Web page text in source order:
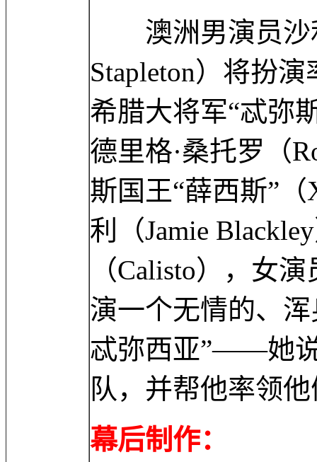
澳洲男演员沙
Stapleton）将扮
希腊大将军“忒弥
德里格·桑托罗（
斯国王“薛西斯”
利（Jamie
（Calisto），女
演一个无情的、
忒弥西亚”——她说
队，并帮他率领
幕后制作：